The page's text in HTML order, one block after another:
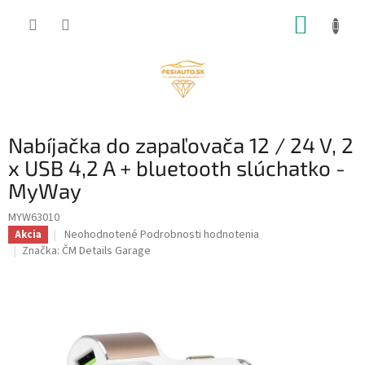
Nabíjačka do zapaľovača 12 / 24 V, 2
x USB 4,2 A + bluetooth slúchatko -
MyWay
MYW63010
Akcia
Priemerné
hodnotenie
hviezdičiek.
Neohodnotené Podrobnosti hodnotenia
Značka: ČM Details Garage